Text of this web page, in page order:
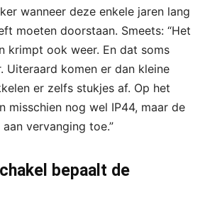
wanneer deze enkele jaren lang
moeten doorstaan. Smeets: “Het
krimpt ook weer. En dat soms
Uiteraard komen er dan kleine
er zelfs stukjes af. Op het
misschien nog wel IP44, maar de
vervanging toe.”
bepaalt de